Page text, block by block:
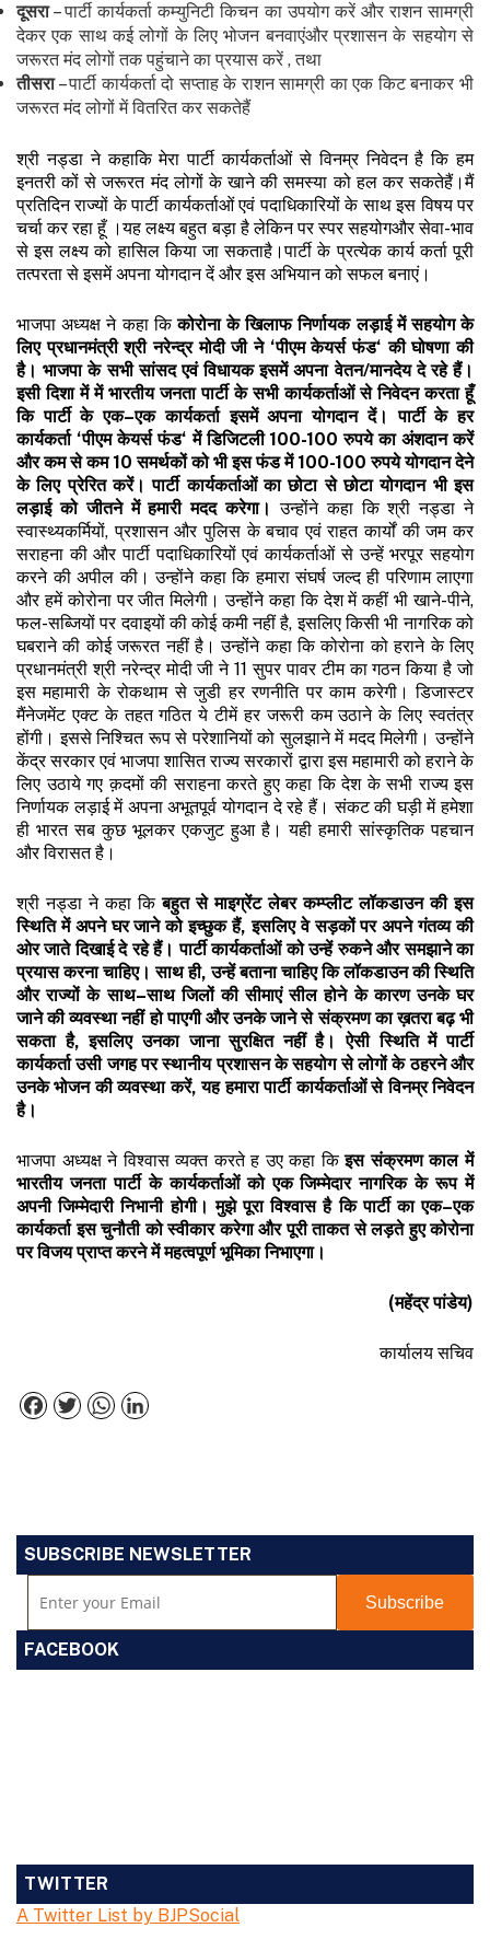
दूसरा– पार्टी कार्यकर्ता कम्युनिटी किचन का उपयोग करें और राशन सामग्री
देकर एक साथ कई लोगों के लिए भोजन बनवाएंऔर प्रशासन के सहयोग से
जरूरत मंद लोगों तक पहुंचाने का प्रयास करें , तथा
तीसरा– पार्टी कार्यकर्ता दो सप्ताह के राशन सामग्री का एक किट बनाकर भी
जरूरत मंद लोगों में वितरित कर सकतेहैं
श्री नड्डा ने कहाकि मेरा पार्टी कार्यकर्ताओं से विनम्र निवेदन है कि हम
इनतरी कों से जरूरत मंद लोगों के खाने की समस्या को हल कर सकतेहैं।मैं
प्रतिदिन राज्यों के पार्टी कार्यकर्ताओं एवं पदाधिकारियों के साथ इस विषय पर
चर्चा कर रहा हूँ ।यह लक्ष्य बहुत बड़ा है लेकिन पर स्पर सहयोगऔर सेवा-भाव
से इस लक्ष्य को हासिल किया जा सकताहै।पार्टी के प्रत्येक कार्य कर्ता पूरी
तत्परता से इसमें अपना योगदान दें और इस अभियान को सफल बनाएं।
भाजपा अध्यक्ष ने कहा किकोरोना के खिलाफ निर्णायक लड़ाई में सहयोग के
लिए प्रधानमंत्री श्री नरेन्द्र मोदी जी ने‘पीएम केयर्स फंड‘की घोषणा की
है। भाजपा के सभी सांसद एवं विधायक इसमें अपना वेतन/मानदेय दे रहे हैं।
इसी दिशा में में भारतीय जनता पार्टी के सभी कार्यकर्ताओं से निवेदन करता हूँ
कि पार्टी के एक–एक कार्यकर्ता इसमें अपना योगदान दें। पार्टी के हर
कार्यकर्ता‘पीएम केयर्स फंड‘में डिजिटली100-100रुपये का अंशदान करें
और कम से कम10समर्थकों को भी इस फंड में100-100रुपये योगदान देने
के लिए प्रेरित करें। पार्टी कार्यकर्ताओं का छोटा से छोटा योगदान भी इस
लड़ाई को जीतने में हमारी मदद करेगा। उन्होंने कहा कि श्री नड्डा ने
स्वास्थ्यकर्मियों, प्रशासन और पुलिस के बचाव एवं राहत कार्यों की जम कर
सराहना की और पार्टी पदाधिकारियों एवं कार्यकर्ताओं से उन्हें भरपूर सहयोग
करने की अपील की। उन्होंने कहा कि हमारा संघर्ष जल्द ही परिणाम लाएगा
और हमें कोरोना पर जीत मिलेगी। उन्होंने कहा कि देश में कहीं भी खाने-पीने,
फल-सब्जियों पर दवाइयों की कोई कमी नहीं है, इसलिए किसी भी नागरिक को
घबराने की कोई जरूरत नहीं है। उन्होंने कहा कि कोरोना को हराने के लिए
प्रधानमंत्री श्री नरेन्द्र मोदी जी ने 11 सुपर पावर टीम का गठन किया है जो
इस महामारी के रोकथाम से जुडी हर रणनीति पर काम करेगी। डिजास्टर
मैंनेजमेंट एक्ट के तहत गठित ये टीमें हर जरूरी कम उठाने के लिए स्वतंत्र
होंगी। इससे निश्चित रूप से परेशानियों को सुलझाने में मदद मिलेगी। उन्होंने
केंद्र सरकार एवं भाजपा शासित राज्य सरकारों द्वारा इस महामारी को हराने के
लिए उठाये गए क़दमों की सराहना करते हुए कहा कि देश के सभी राज्य इस
निर्णायक लड़ाई में अपना अभूतपूर्व योगदान दे रहे हैं। संकट की घड़ी में हमेशा
ही भारत सब कुछ भूलकर एकजुट हुआ है। यही हमारी सांस्कृतिक पहचान
और विरासत है।
श्री नड्डा ने कहा किबहुत से माइग्रेंट लेबर कम्प्लीट लॉकडाउन की इस
स्थिति में अपने घर जाने को इच्छुक हैं,इसलिए वे सड़कों पर अपने गंतव्य की
ओर जाते दिखाई दे रहे हैं। पार्टी कार्यकर्ताओं को उन्हें रुकने और समझाने का
प्रयास करना चाहिए। साथ ही,उन्हें बताना चाहिए कि लॉकडाउन की स्थिति
और राज्यों के साथ–साथ जिलों की सीमाएं सील होने के कारण उनके घर
जाने की व्यवस्था नहीं हो पाएगी और उनके जाने से संक्रमण का ख़तरा बढ़ भी
सकता है,इसलिए उनका जाना सुरक्षित नहीं है। ऐसी स्थिति में पार्टी
कार्यकर्ता उसी जगह पर स्थानीय प्रशासन के सहयोग से लोगों के ठहरने और
उनके भोजन की व्यवस्था करें,यह हमारा पार्टी कार्यकर्ताओं से विनम्र निवेदन
है।
भाजपा अध्यक्ष ने विश्वास व्यक्त करते ह उए कहा किइस संक्रमण काल में
भारतीय जनता पार्टी के कार्यकर्ताओं को एक जिम्मेदार नागरिक के रूप में
अपनी जिम्मेदारी निभानी होगी। मुझे पूरा विश्वास है कि पार्टी का एक–एक
कार्यकर्ता इस चुनौती को स्वीकार करेगा और पूरी ताकत से लड़ते हुए कोरोना
पर विजय प्राप्त करने में महत्वपूर्ण भूमिका निभाएगा।
(महेंद्र पांडेय)
कार्यालय सचिव
Facebook
TwitterWhatsApp
SUBSCRIBE NEWSLETTER
FACEBOOK
TWITTER
A Twitter List by BJPSocial